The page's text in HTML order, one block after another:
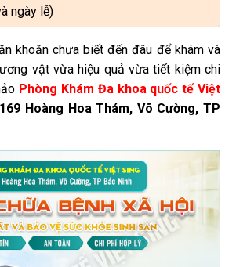
ngày lễ)
khoăn chưa biết đến đâu để khám và
vật vừa hiệu quả vừa tiết kiệm chi
Phòng Khám Đa khoa quốc tế Việt
Hoàng Hoa Thám, Võ Cường, TP